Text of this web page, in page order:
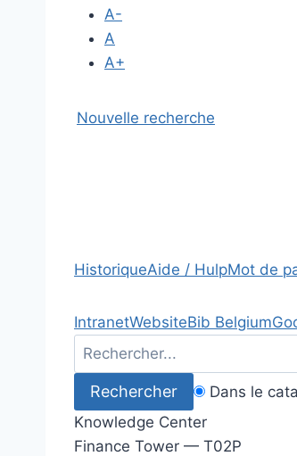
A-
A
A+
Nouvelle recherche
HistoriqueAide / HulpMot de
IntranetWebsiteBib Belgium
Dans le
Knowledge Center
Finance Tower — T02P